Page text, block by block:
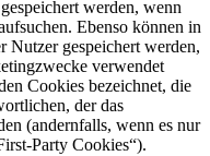
werden, wenn
Ebenso können in
Nutzer gespeichert werden,
verwendet
Cookies bezeichnet, die
der das
(andernfalls, wenn es nur
Party Cookies“).